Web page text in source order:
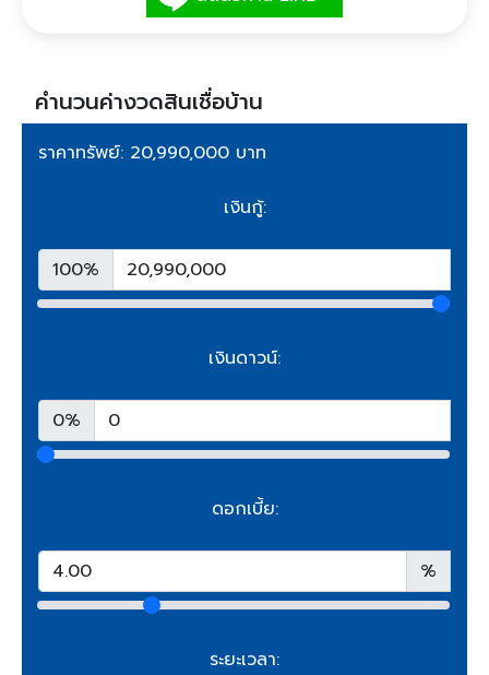
คำนวนค่างวดสินเชื่อบ้าน
ราคาทรัพย์: 20,990,000 บาท
เงินกู้:
100%
เงินดาวน์:
0%
ดอกเบี้ย:
%
ระยะเวลา: